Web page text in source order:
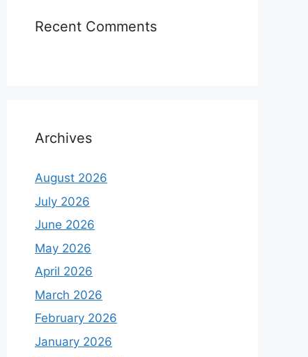
Recent Comments
Archives
August 2026
July 2026
June 2026
May 2026
April 2026
March 2026
February 2026
January 2026